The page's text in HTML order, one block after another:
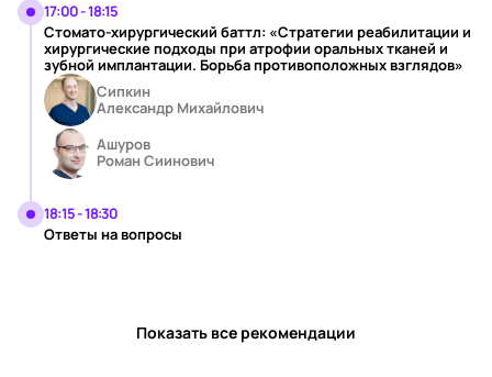
17:00 - 18:15
Стомато-хирургический баттл: «Стратегии реабилитации и
хирургические подходы при атрофии оральных тканей и
зубной имплантации. Борьба противоположных взглядов»
Сипкин
Александр Михайлович
Ашуров
Роман Сиинович
18:15 - 18:30
Ответы на вопросы
Показать все рекомендации